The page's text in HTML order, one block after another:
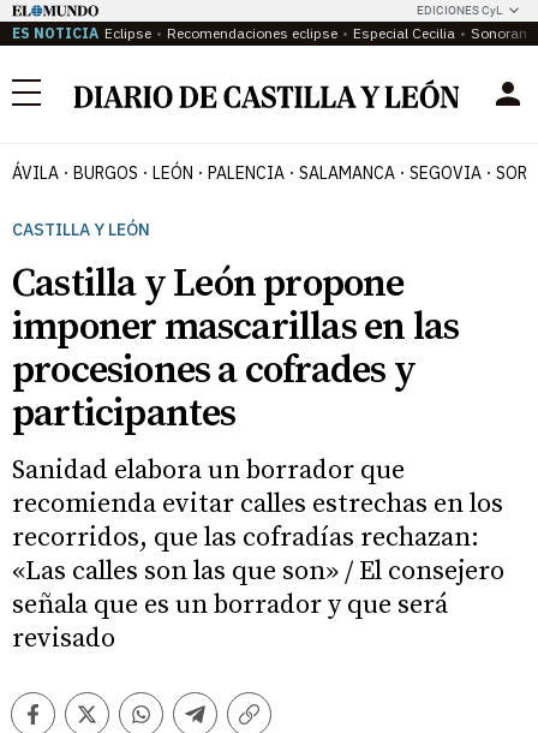
EDICIONES CyL
ES NOTICIA Eclipse Recomendaciones eclipse Especial Cecilia
Menú
ÁVILA BURGOS LEÓN PALENCIA SALAMANCA SEGOVIA
CASTILLA Y LEÓN
Castilla y León propone
imponer mascarillas en las
procesiones a cofrades y
participantes
Sanidad elabora un borrador que
recomienda evitar calles estrechas en los
recorridos, que las cofradías rechazan:
«Las calles son las que son» / El consejero
señala que es un borrador y que será
revisado
FacebookTwitterWhatsappTelegramCopiar